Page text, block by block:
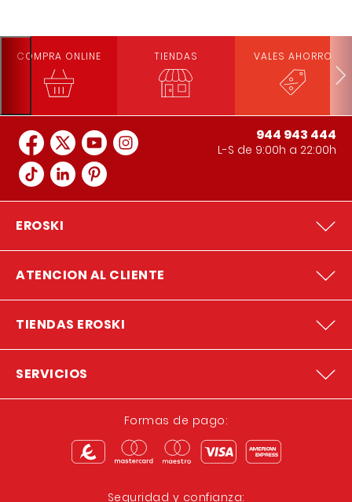
COMPRA ONLINE TIENDAS VALES AHORRO
944 943 444
L-S de 9:00h a 22:00h
EROSKI
ATENCION AL CLIENTE
TIENDAS EROSKI
SERVICIOS
Formas de pago:
Seguridad y confianza: